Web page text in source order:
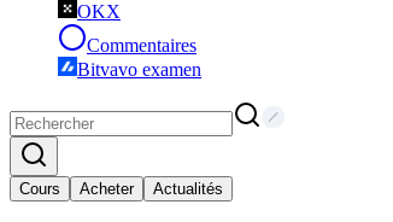
OKX
Commentaires
Bitvavo examen
Cours Acheter Actualités